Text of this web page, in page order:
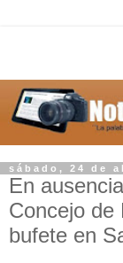
sábado, 24 de
En
Concejo de
bufete en